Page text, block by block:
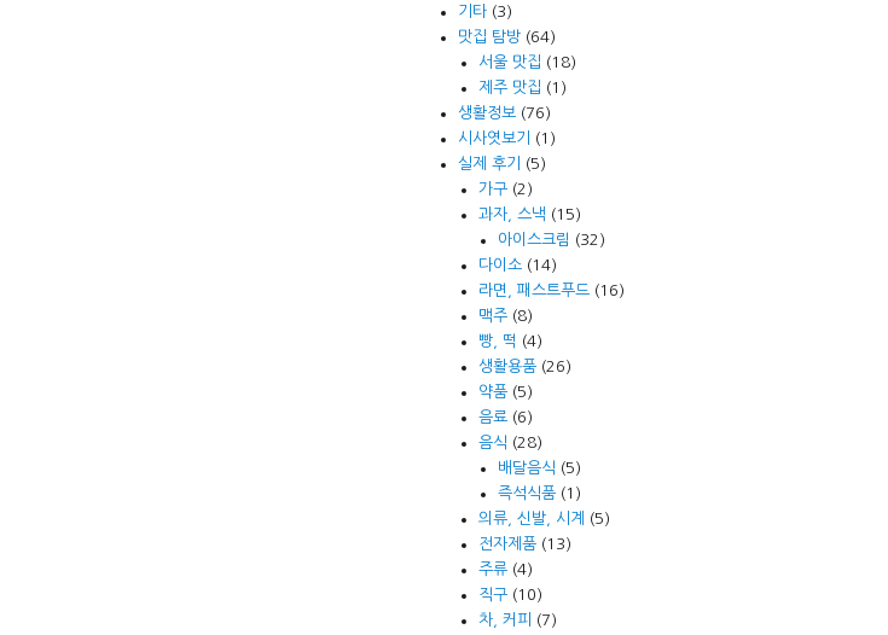
기타 (3)
맛집 탐방 (64)
서울 맛집 (18)
제주 맛집 (1)
생활정보 (76)
시사엿보기
(1)
실제 후기
(5)
가구(2)
과자, 스낵 (15)
아이스크림 (32)
다이소(14)
라면, 패스트푸드(16)
맥주(8)
빵, 떡 (4)
생활용품(26)
약품(5)
음료(6)
음식 (28)
배달음식 (5)
즉석식품(1)
의류, 신발, 시계
(5)
전자제품(13)
주류(4)
직구(10)
차, 커피
(7)